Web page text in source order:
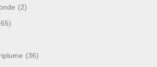
(2)
(36)